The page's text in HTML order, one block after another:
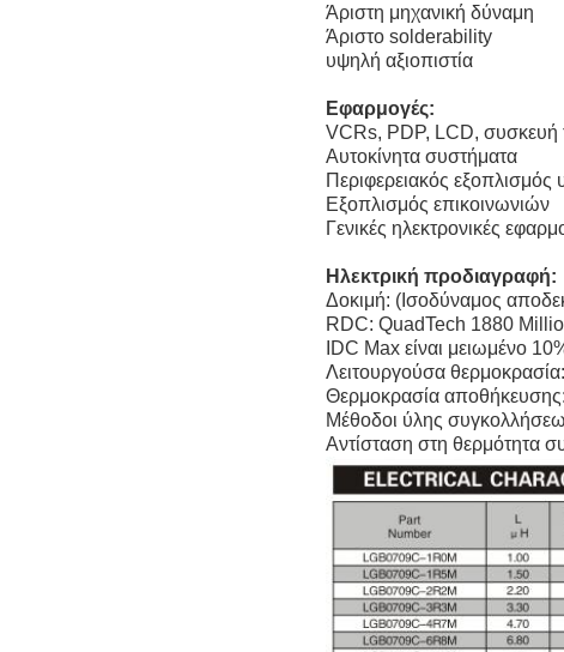
Άριστη μηχανική δύναμη
Άριστο solderability
υψηλή αξιοπιστία
Εφαρμογές:
VCRs, PDP, LCD, συσκευή
Αυτοκίνητα συστήματα
Περιφερειακός εξοπλισμός
Εξοπλισμός επικοινωνιών
Γενικές ηλεκτρονικές
Ηλεκτρική προδιαγραφή:
Δοκιμή: (Ισοδύναμος
RDC: QuadTech 1880
IDC Max είναι μειωμένο
Λειτουργούσα
Θερμοκρασία
Μέθοδοι ύλης
Αντίσταση στη θερμότητα